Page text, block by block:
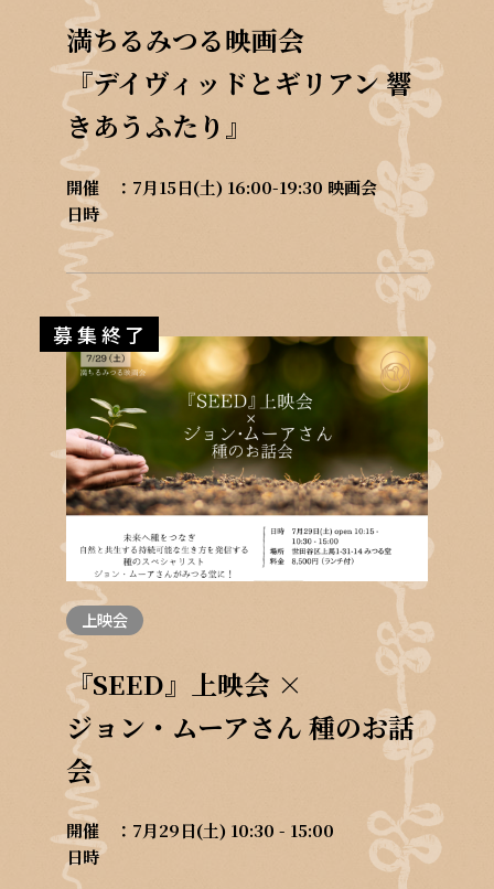
満ちるみつる映画会
『デイヴィッドとギリアン 響
きあうふたり』
開催
日時
7月15日(土) 16:00-19:30 映画会
募集終了
上映会
『SEED』上映会 ×
ジョン・ムーアさん 種のお話
会
開催
日時
7月29日(土) 10:30 - 15:00